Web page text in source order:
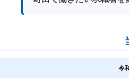
令